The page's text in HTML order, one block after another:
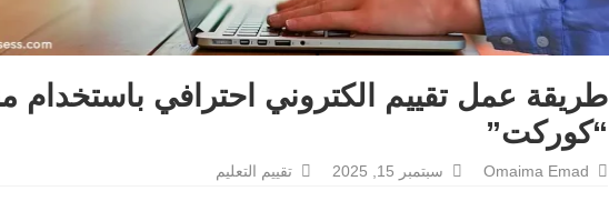
طريقة عمل تقييم الكتروني احترافي باستخدام
“كوركت”
Omaima Emad سبتمبر 15, 2025 تقييم التعليم